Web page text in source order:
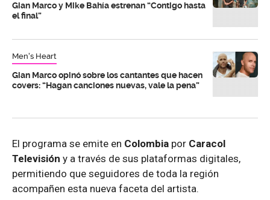
Gian Marco y Mike Bahía estrenan “Contigo hasta
el final”
Men's Heart
Gian Marco opinó sobre los cantantes que hacen
covers: “Hagan canciones nuevas, vale la pena”
El programa se emite en Colombia por Caracol
Televisión y a través de sus plataformas digitales,
permitiendo que seguidores de toda la región
acompañen esta nueva faceta del artista.